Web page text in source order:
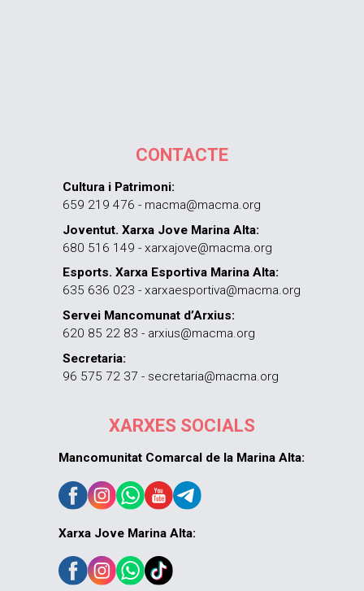
CONTACTE
Cultura i Patrimoni:
659 219 476 - macma@macma.org
Joventut. Xarxa Jove Marina Alta:
680 516 149 - xarxajove@macma.org
Esports. Xarxa Esportiva Marina Alta:
635 636 023 - xarxaesportiva@macma.org
Servei Mancomunat d’Arxius:
620 85 22 83 - arxius@macma.org
Secretaria:
96 575 72 37 - secretaria@macma.org
XARXES SOCIALS
Mancomunitat Comarcal de la Marina Alta:
Xarxa Jove Marina Alta: